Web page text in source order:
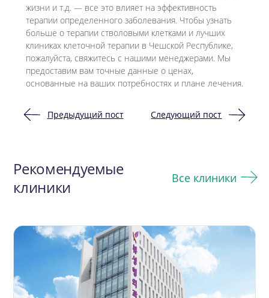
жизни и т.д. — все это влияет на эффективность
терапии определенного заболевания. Чтобы узнать
больше о терапии стволовыми клетками и лучших
клиниках клеточной терапии в Чешской Республике,
пожалуйста, свяжитесь с нашими менеджерами. Мы
предоставим вам точные данные о ценах,
основанные на ваших потребностях и плане лечения.
записям
Предыдущий пост Следующий пост
Рекомендуемые
клиники
Все клиники